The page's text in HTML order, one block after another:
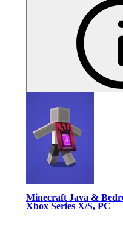
Minecraft Java &
Xbox Series X/S, PC